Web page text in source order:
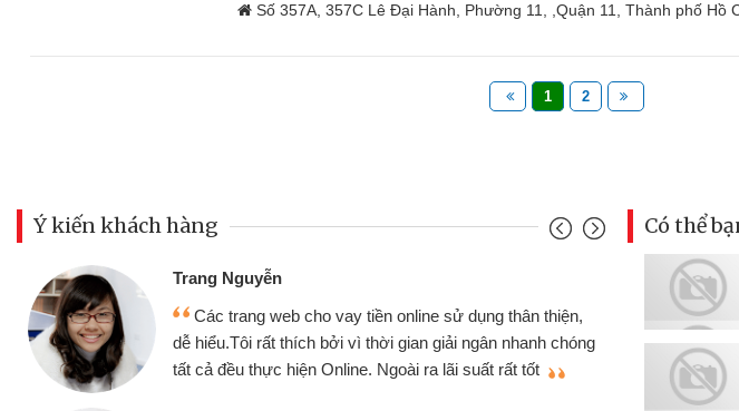
Số 357A, 357C Lê Đại Hành, Phường 11, ,Quận 11, Thành phố Hồ
1 2
Ý kiến khách hàng
Trang Nguyễn
Các trang web cho vay tiền online sử dụng thân thiện,
dễ hiểu.Tôi rất thích bởi vì thời gian giải ngân nhanh chóng
tất cả đều thực hiện Online. Ngoài ra lãi suất rất tốt
Có thể